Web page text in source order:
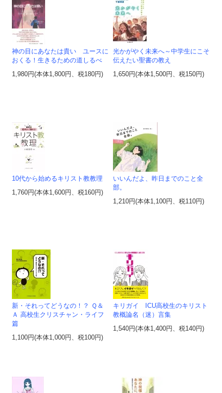
神の目にあなたは貴い ユースに
おくる！生きるための道しるべ
1,980円(本体1,800円、税180円)
光かがやく未来へ～中学生にこそ
伝えたい聖書の教え
1,650円(本体1,500円、税150円)
10代から始めるキリスト教教理
1,760円(本体1,600円、税160円)
いいんだよ、昨日までのこと全
部。
1,210円(本体1,100円、税110円)
新・それってどうなの！？ Ｑ＆
Ａ 高校生クリスチャン・ライフ
篇
1,100円(本体1,000円、税100円)
キリガイ ICU高校生のキリスト
教概論名（迷）言集
1,540円(本体1,400円、税140円)